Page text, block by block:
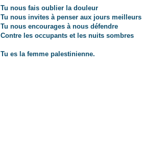
Tu nous fais oublier la douleur
Tu nous invites à penser aux jours meilleurs
Tu nous encourages à nous défendre
Contre les occupants et les nuits sombres
Tu es la femme palestinienne.